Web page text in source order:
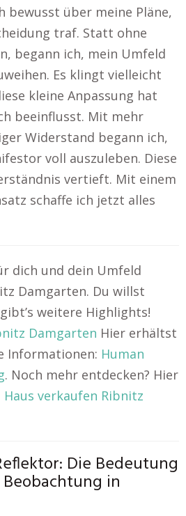
bewusst über meine Pläne,
traf. Statt ohne
begann ich, mein Umfeld
Es klingt vielleicht
kleine Anpassung hat
beeinflusst. Mit mehr
Widerstand begann ich,
voll auszuleben. Diese
vertieft. Mit einem
schaffe ich jetzt alles
dich und dein Umfeld
Damgarten. Du willst
weitere Highlights!
Damgarten Hier erhältst
Informationen: Human
. Noch mehr entdecken? Hier
Haus verkaufen Ribnitz
Die Bedeutung
in